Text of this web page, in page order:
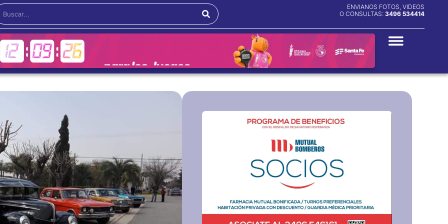
ENVIANOS FOTOS, VIDEOS
O CONSULTAS: 3496 534414